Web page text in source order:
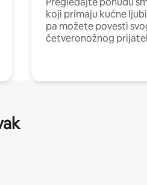
koji primaju kućne
pa možete povesti
četveronožnog